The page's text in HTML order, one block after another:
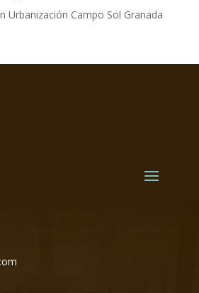
Urbanización Campo Sol Granada